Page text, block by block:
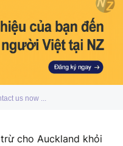
us now ...
cho Auckland khỏi